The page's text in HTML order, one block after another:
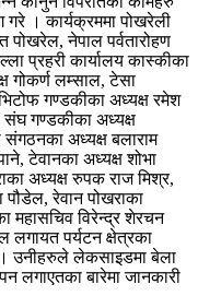
गरे । कार्यक्रममा पोखरेली
पोखरेल, नेपाल पर्वतारोहण
प्रहरी कार्यालय कास्कीका
गोकर्ण लम्साल, टेसा
गण्डकीका अध्यक्ष रमेश
संघ गण्डकीका अध्यक्ष
संगठनका अध्यक्ष बलाराम
टेवानका अध्यक्ष शोभा
अध्यक्ष रुपक राज मिश्र,
पौडेल, रेवान पोखराका
महासचिव विरेन्द्र शेरचन
लगायत पर्यटन क्षेत्रका
। उनीहरुले लेकसाइडमा बेला
लगाएतका बारेमा जानकारी